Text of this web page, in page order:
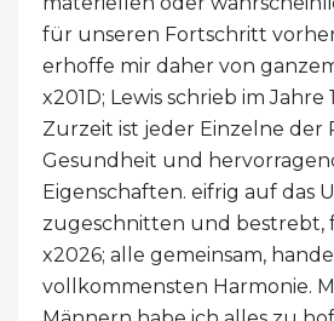
für unseren Fortschritt
erhoffe mir daher von
x201D; Lewis schrieb im Jahre
Zurzeit ist jeder Einzelne der
Gesundheit und
Eigenschaften. eifrig auf das
zugeschnitten und bestrebt,
x2026; alle gemeinsam,
vollkommensten Harmonie.